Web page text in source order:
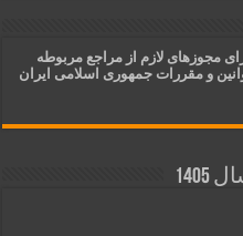
مجوزهای لازم از مراجع مربوطه
و مقررات جمهوری اسلامی ایران